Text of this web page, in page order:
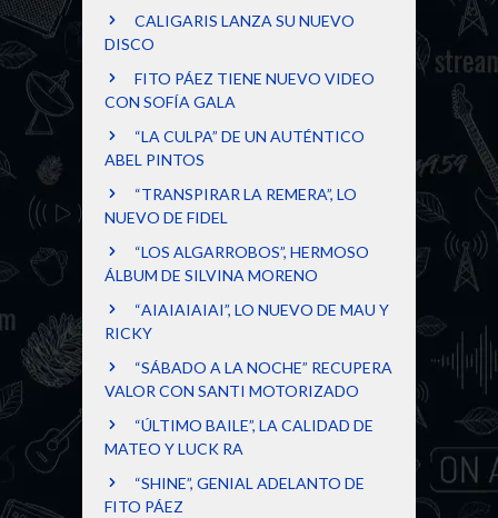
CALIGARIS LANZA SU NUEVO
DISCO
FITO PÁEZ TIENE NUEVO VIDEO
CON SOFÍA GALA
“LA CULPA” DE UN AUTÉNTICO
ABEL PINTOS
“TRANSPIRAR LA REMERA”, LO
NUEVO DE FIDEL
“LOS ALGARROBOS”, HERMOSO
ÁLBUM DE SILVINA MORENO
“AIAIAIAIAI”, LO NUEVO DE MAU Y
RICKY
“SÁBADO A LA NOCHE” RECUPERA
VALOR CON SANTI MOTORIZADO
“ÚLTIMO BAILE”, LA CALIDAD DE
MATEO Y LUCK RA
“SHINE”, GENIAL ADELANTO DE
FITO PÁEZ